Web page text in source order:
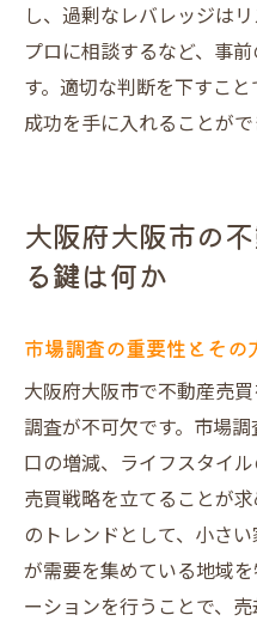
し、過剰なレバレッジは
プロに相談するなど、事
す。適切な判断を下すこ
成功を手に入れることがで
大阪府大阪市の
る鍵は何か
市場調査の重要性とその
大阪府大阪市で不動産売
調査が不可欠です。市場
口の増減、ライフスタイ
売買戦略を立てることが
のトレンドとして、小さ
が需要を集めている地域
ーションを行うことで、